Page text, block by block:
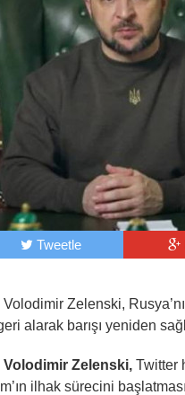
Tweetle
Zelenski,
alarak barışı yeniden
Volodimir Zelenski, Twitter
ilhak sürecini